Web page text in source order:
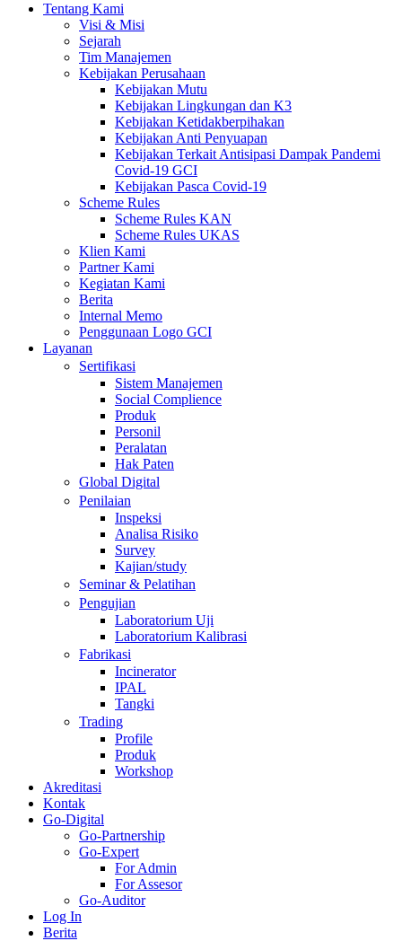
Tentang Kami
Visi & Misi
Sejarah
Tim Manajemen
Kebijakan Perusahaan
Kebijakan Mutu
Kebijakan Lingkungan dan K3
Kebijakan Ketidakberpihakan
Kebijakan Anti Penyuapan
Kebijakan Terkait Antisipasi Dampak Pandemi
Covid-19 GCI
Kebijakan Pasca Covid-19
Scheme Rules
Scheme Rules KAN
Scheme Rules UKAS
Klien Kami
Partner Kami
Kegiatan Kami
Berita
Internal Memo
Penggunaan Logo GCI
Layanan
Sertifikasi
Sistem Manajemen
Social Complience
Produk
Personil
Peralatan
Hak Paten
Global Digital
Penilaian
Inspeksi
Analisa Risiko
Survey
Kajian/study
Seminar & Pelatihan
Pengujian
Laboratorium Uji
Laboratorium Kalibrasi
Fabrikasi
Incinerator
IPAL
Tangki
Trading
Profile
Produk
Workshop
Akreditasi
Kontak
Go-Digital
Go-Partnership
Go-Expert
For Admin
For Assesor
Go-Auditor
Log In
Berita